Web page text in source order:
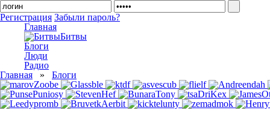
Регистрация Забыли пароль?
Главная
Битвы
Блоги
Люди
Радио
Главная » Блоги